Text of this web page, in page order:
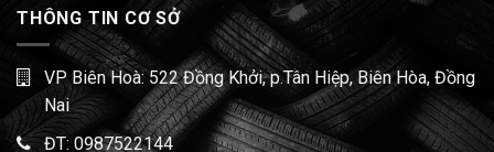
THÔNG TIN CƠ SỞ
VP Biên Hoà: 522 Đồng Khởi, p.Tân Hiệp, Biên Hòa, Đồng
Nai
ĐT: 0987522144